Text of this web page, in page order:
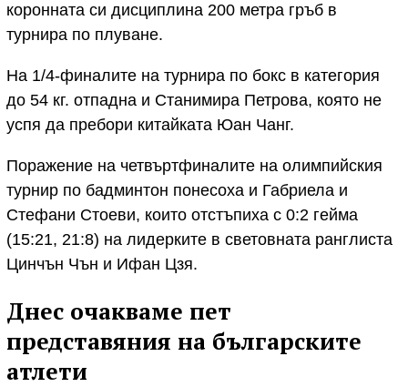
коронната си дисциплина 200 метра гръб в
турнира по плуване.
На 1/4-финалите на турнира по бокс в категория
до 54 кг. отпадна и Станимира Петрова, която не
успя да пребори китайката Юан Чанг.
Поражение на четвъртфиналите на олимпийския
турнир по бадминтон понесоха и Габриела и
Стефани Стоеви, които отстъпиха с 0:2 гейма
(15:21, 21:8) на лидерките в световната ранглиста
Цинчън Чън и Ифан Цзя.
Днес очакваме пет
представяния на българските
атлети